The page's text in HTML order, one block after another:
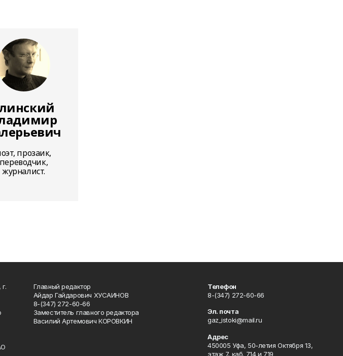
прозаик,
переводчик,
журналист.
Главный редактор
Айдар Гайдарович ХУСАИНОВ
8-(347) 272-60-66
Заместитель главного редактора
Василий Артемович КОРОВКИН
Телефон
8-(347) 272-60-66
Эл. почта
gaz_istoki@mail.ru
Адрес
450005 Уфа, 50-летия Октября 13,
этаж 7, каб. 714 и 719